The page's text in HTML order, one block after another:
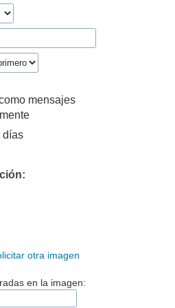
mensajes
días
otra imagen
en la imagen: